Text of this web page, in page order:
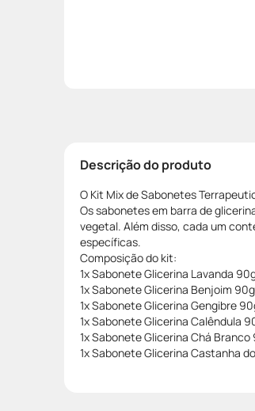
Descrição do produto
O Kit Mix de Sabonetes
Os sabonetes em barra de
vegetal. Além disso, cada um
específicas.
Composição do kit:
1x Sabonete Glicerina Lavanda
1x Sabonete Glicerina Benjoim 90g
1x Sabonete Glicerina Gengibre
1x Sabonete Glicerina Calêndula
1x Sabonete Glicerina Chá Branco
1x Sabonete Glicerina Castanha